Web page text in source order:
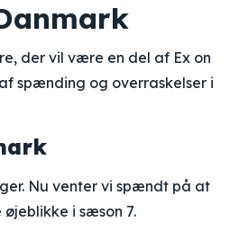
der vil være en del af Ex on
spænding og overraskelser i
Nu venter vi spændt på at
i sæson 7.